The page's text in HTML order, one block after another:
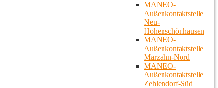
MANEO-
Außenkontaktstelle
Neu-
Hohenschönhausen
MANEO-
Außenkontaktstelle
Marzahn-Nord
MANEO-
Außenkontaktstelle
Zehlendorf-Süd